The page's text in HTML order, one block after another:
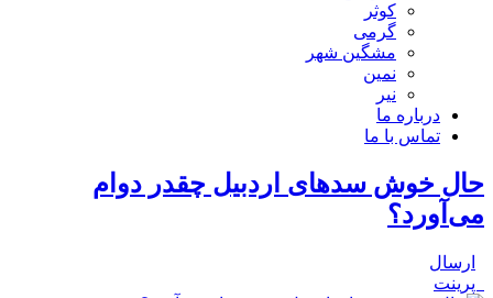
کوثر
گرمی
مشگین شهر
نمین
نیر
درباره ما
تماس با ما
حال خوش سدهای اردبیل چقدر دوام
می‌آورد؟
ارسال
پرینت